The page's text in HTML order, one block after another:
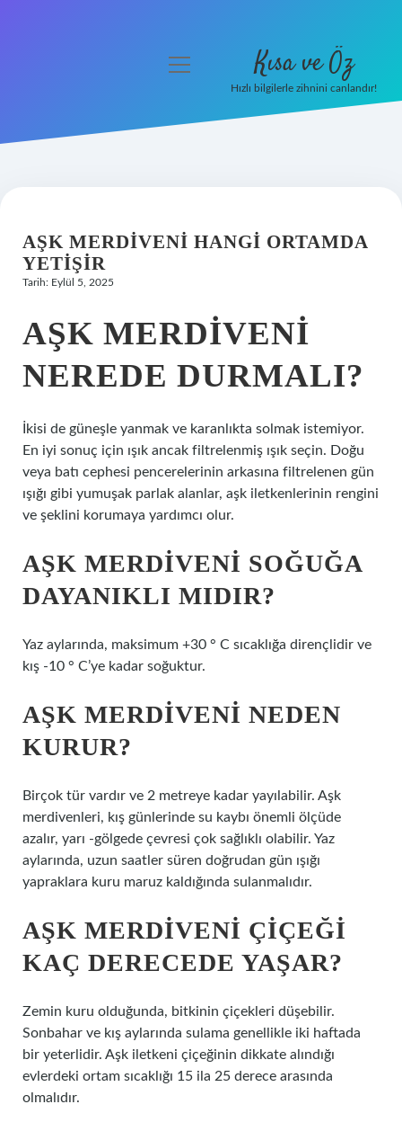
Hakkımızda
menüyü
Kısa ve Öz
Hızlı bilgilerle zihnini canlandır!
AŞK MERDIVENI HANGI ORTAMDA
YETIŞIR
Tarih: Eylül 5, 2025
AŞK MERDIVENI
NEREDE DURMALI?
İkisi de güneşle yanmak ve karanlıkta solmak istemiyor.
En iyi sonuç için ışık ancak filtrelenmiş ışık seçin. Doğu
veya batı cephesi pencerelerinin arkasına filtrelenen gün
ışığı gibi yumuşak parlak alanlar, aşk iletkenlerinin rengini
ve şeklini korumaya yardımcı olur.
AŞK MERDIVENI SOĞUĞA
DAYANIKLI MIDIR?
Yaz aylarında, maksimum +30 ° C sıcaklığa dirençlidir ve
kış -10 ° C’ye kadar soğuktur.
AŞK MERDIVENI NEDEN
KURUR?
Birçok tür vardır ve 2 metreye kadar yayılabilir. Aşk
merdivenleri, kış günlerinde su kaybı önemli ölçüde
azalır, yarı -gölgede çevresi çok sağlıklı olabilir. Yaz
aylarında, uzun saatler süren doğrudan gün ışığı
yapraklara kuru maruz kaldığında sulanmalıdır.
AŞK MERDIVENI ÇIÇEĞI
KAÇ DERECEDE YAŞAR?
Zemin kuru olduğunda, bitkinin çiçekleri düşebilir.
Sonbahar ve kış aylarında sulama genellikle iki haftada
bir yeterlidir. Aşk iletkeni çiçeğinin dikkate alındığı
evlerdeki ortam sıcaklığı 15 ila 25 derece arasında
olmalıdır.